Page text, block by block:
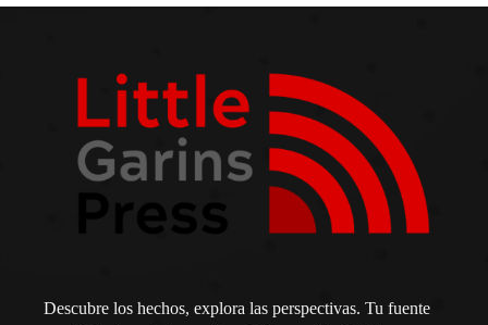
Descubre los hechos, explora las perspectivas. Tu fuente